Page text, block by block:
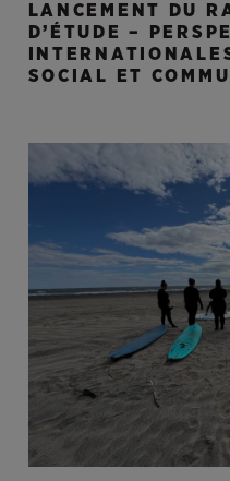
LANCEMENT DU
D’ÉTUDE –
SOCIAL ET